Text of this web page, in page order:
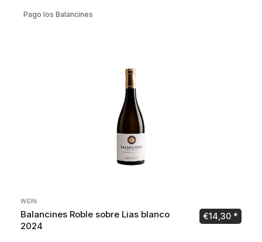
Pago los Balancines
WEIN
Balancines Roble sobre Lias blanco
2024
€14,30